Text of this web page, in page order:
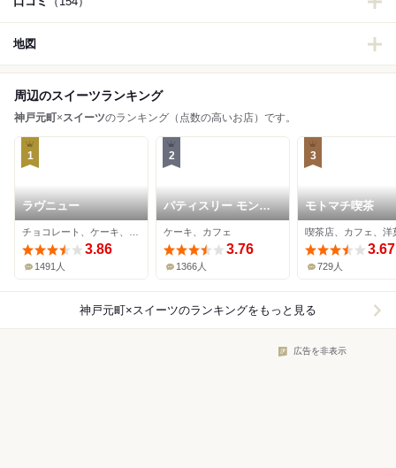
地図
周辺のスイーツランキング
神戸元町×スイーツのランキング（点数の高いお店）です。
1
ラヴニュー
3.86
1491人
2
パティスリー モンプ
リュ 本店
ケーキ、カフェ
3.76
1366人
3
モトマチ喫茶
喫茶店、カフェ、洋
3.67
729人
神戸元町×スイーツのランキングをもっと見る
広告を非表示